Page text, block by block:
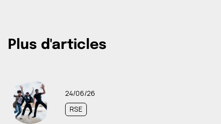
Plus d'articles
24/06/26
RSE